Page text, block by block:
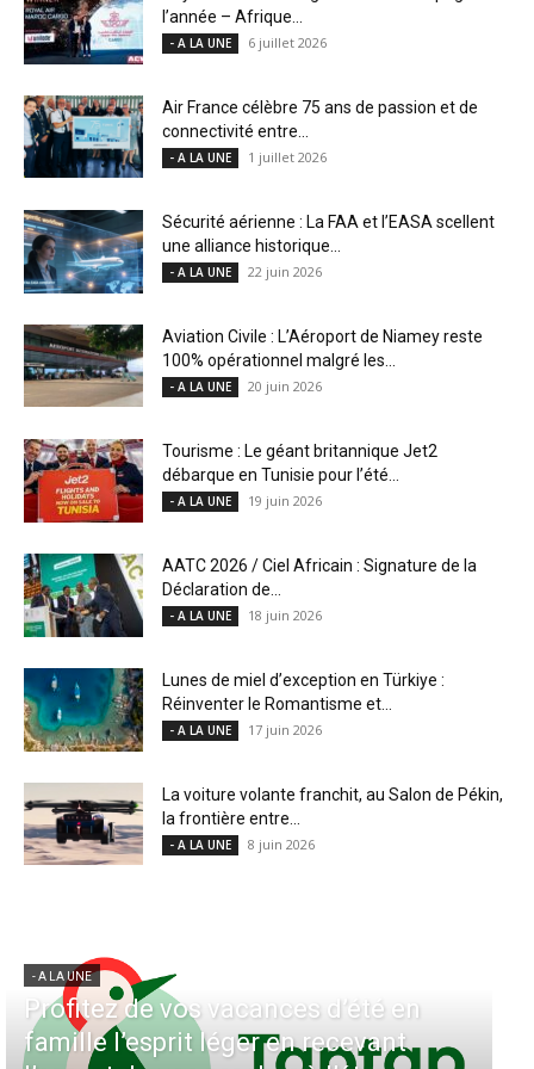
l’année – Afrique...
- A LA UNE 6 juillet 2026
Air France célèbre 75 ans de passion et de
connectivité entre...
- A LA UNE 1 juillet 2026
Sécurité aérienne : La FAA et l’EASA scellent
une alliance historique...
- A LA UNE 22 juin 2026
Aviation Civile : L’Aéroport de Niamey reste
100% opérationnel malgré les...
- A LA UNE 20 juin 2026
Tourisme : Le géant britannique Jet2
débarque en Tunisie pour l’été...
- A LA UNE 19 juin 2026
AATC 2026 / Ciel Africain : Signature de la
Déclaration de...
- A LA UNE 18 juin 2026
Lunes de miel d’exception en Türkiye :
Réinventer le Romantisme et...
- A LA UNE 17 juin 2026
La voiture volante franchit, au Salon de Pékin,
la frontière entre...
- A LA UNE 8 juin 2026
- A LA UNE
Aérien & Stratégie : Comment Royal
Air Maroc fait de la diaspora